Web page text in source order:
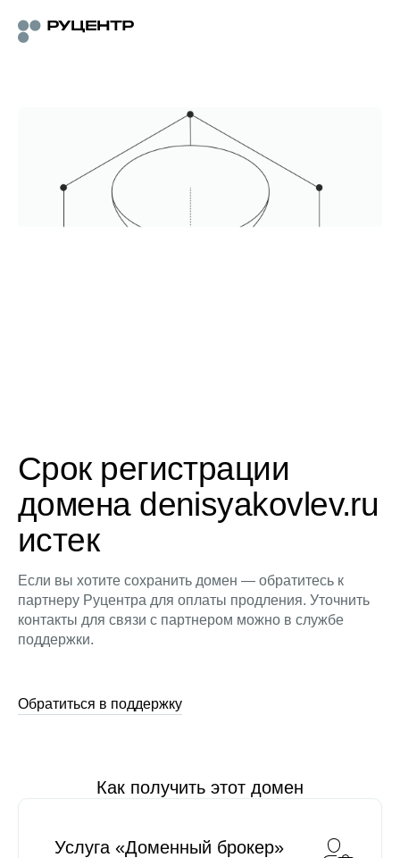
Срок регистрации
домена denisyakovlev.ru
истек
Если вы хотите сохранить домен — обратитесь к
партнеру Руцентра для оплаты продления. Уточнить
контакты для связи с партнером можно в службе
поддержки.
Обратиться в поддержку
Как получить этот домен
Услуга «Доменный брокер»